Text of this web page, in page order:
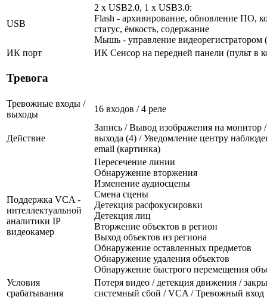
USB
2 x USB2.0, 1 x USB3.0:
Flash - архивирование, обновление ПО,
статус, ёмкость, содержание
Мышь - управление видеорегистратором
ИК порт
ИК Сенсор на передней панели (пульт в
Тревога
Тревожные входы /
выходы
16 входов / 4 реле
Действие
Запись / Вывод изображения на монитор
выхода (4) / Уведомление центру
email (картинка)
Поддержка VCA -
интеллектуальной
аналитики IP
видеокамер
Пересечение линии
Обнаружение вторжения
Изменение аудиосцены
Смена сцены
Детекция расфокусировки
Детекция лиц
Вторжение объектов в регион
Выход объектов из региона
Обнаружение оставленных предметов
Обнаружение удаления объектов
Обнаружение быстрого перемещения
Условия
срабатывания
Потеря видео / детекция движения /
системный сбой / VCA / Тревожный вход